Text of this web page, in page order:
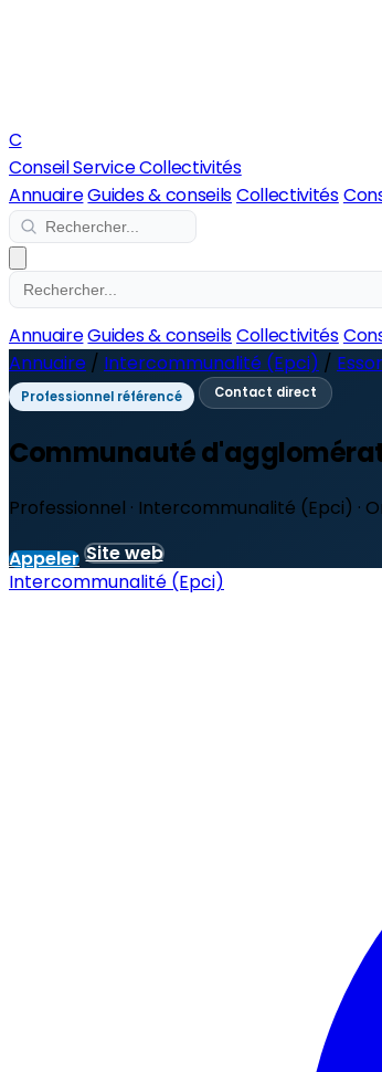
C
Conseil Service Collectivités
AnnuaireGuides & conseilsCollectivités
AnnuaireGuides & conseilsCollectivités
Annuaire / Intercommunalité (Epci) /
Professionnel référencé Contact direct
Communauté
Professionnel · Intercommunalité (Epci) ·
Appeler Site web
Intercommunalité (Epci)